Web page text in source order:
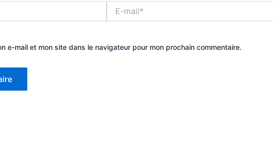
mail*
e-mail et mon site dans le navigateur pour mon prochain commentaire.